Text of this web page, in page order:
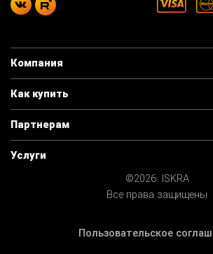
Компания
Как купить
Партнерам
Услуги
©2026 ISKRA
Все права защищены
Пользовательское